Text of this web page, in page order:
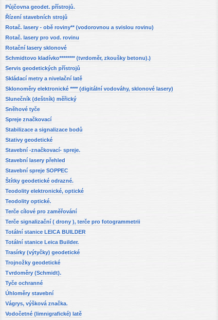
Půjčovna geodet. přístrojů.
Řízení stavebních strojů
Rotač. lasery - obě roviny** (vodorovnou a svislou rovinu)
Rotač. lasery pro vod. rovinu
Rotační lasery sklonové
Schmidtovo kladívko******** (tvrdoměr, zkoušky betonu).)
Servis geodetických přístrojů
Skládací metry a nivelační latě
Sklonoměry elektronické **** (digitální vodováhy, sklonové lasery)
Slunečník (deštník) měřický
Sněhové tyče
Spreje značkovací
Stabilizace a signalizace bodů
Stativy geodetické
Stavební -značkovací- spreje.
Stavební lasery přehled
Stavební spreje SOPPEC
Štítky geodetické odrazné.
Teodolity elektronické, optické
Teodolity optické.
Terče cílové pro zaměřování
Terče signalizační ( drony ), terče pro fotogrammetrii
Totální stanice LEICA BUILDER
Totální stanice Leica Builder.
Trasírky (výtyčky) geodetické
Trojnožky geodetické
Tvrdoměry (Schmidt).
Tyče ochranné
Úhloměry stavební
Vágrys, výšková značka.
Vodočetné (limnigrafické) latě